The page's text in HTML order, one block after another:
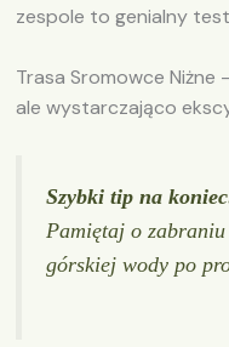
zespole to genialny
Trasa Sromowce
ale wystarczająco
Szybki tip na
Pamiętaj o
górskiej wody po